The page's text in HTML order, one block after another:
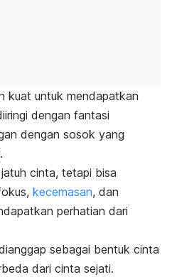
kuat untuk mendapatkan
dengan fantasi
dengan sosok yang
cinta, tetapi bisa
kecemasan, dan
perhatian dari
sebagai bentuk cinta
dari cinta sejati.